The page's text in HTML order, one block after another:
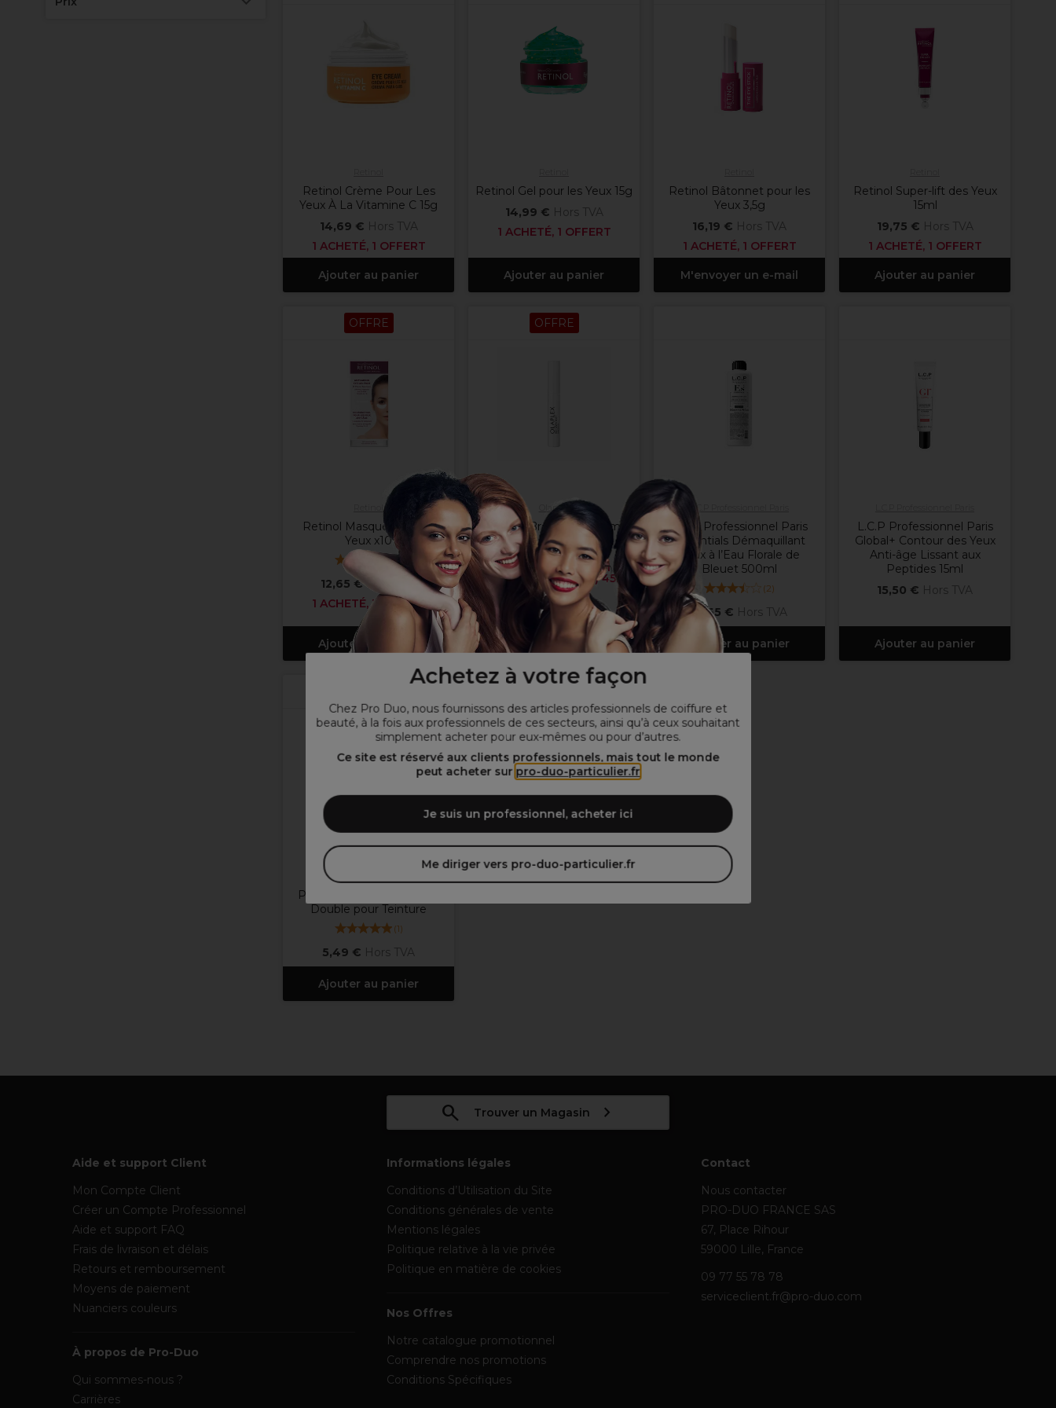
Achetez à votre façon
Chez Pro Duo, nous fournissons des articles professionnels de coiffure et
beauté, à la fois aux professionnels de ces secteurs, ainsi qu’à ceux souhaitant
simplement acheter pour eux-mêmes ou pour d’autres.
Ce site est réservé aux clients professionnels, mais tout le monde
peut acheter sur pro-duo-particulier.fr
Je suis un professionnel, acheter ici
Me diriger vers pro-duo-particulier.fr
Retinol Crème Pour Les
Yeux À La Vitamine C 15g
14,69 € Hors TVA
1 ACHETÉ, 1 OFFERT
Ajouter au panier
Retinol Gel pour les Yeux 15g
14,99 € Hors TVA
1 ACHETÉ, 1 OFFERT
Ajouter au panier
Retinol Bâtonnet pour les
Yeux 3,5g
16,19 € Hors TVA
1 ACHETÉ, 1 OFFERT
M'envoyer un e-mail
Retinol Super-lift des Yeux
15ml
19,75 € Hors TVA
1 ACHETÉ, 1 OFFERT
Ajouter au panier
OFFRE
Retinol Masque pour les
Yeux x10
(1
12,65 € Hors TVA
1 ACHETÉ, 1 OFFERT
Ajouter au panier
OFFRE
Olaplex
Olaplex Brow Bond 4.5ml
35,00 € Hors TVA
OLAPLEX ACHETÉ, 1
SACHET (NO.1 & NO.2) 45ML
GRATUIT
Ajouter au panier
L.C.P Professionnel Paris
L.C.P Professionnel Paris
Essentials Démaquillant
Yeux à l’Eau Florale de
Bleuet 500ml
(2)
13,65 € Hors TVA
Ajouter au panier
L.C.P Professionnel Paris
Global+ Contour des Yeux
Anti-âge Lissant aux
Peptides 15ml
15,50 € Hors TVA
Ajouter au panier
PBS Eyelash Tint Pinceau
Double pour Teinture
(1)
5,49 € Hors TVA
Ajouter au panier
Trouver un Magasin
Aide et support Client
Mon Compte Client
Créer un Compte Professionnel
Aide et support FAQ
Frais de livraison et délais
Retours et remboursement
Moyens de paiement
Nuanciers couleurs
À propos de Pro-Duo
Qui sommes-nous ?
Carrières
Informations légales
Conditions d’Utilisation du Site
Conditions générales de vente
Mentions légales
Politique relative à la vie privée
Politique en matière de cookies
Nos Offres
Notre catalogue promotionnel
Comprendre nos promotions
Conditions Spécifiques
Contact
Nous contacter
PRO-DUO FRANCE SAS
67, Place Rihour
59000 Lille, France
09 77 55 78 78
serviceclient.fr@pro-duo.com